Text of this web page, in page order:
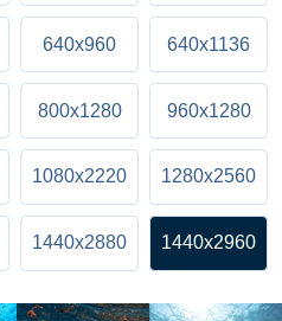
640x960 640x1136
800x1280 960x1280
1080x2220 1280x2560
1440x2880 1440x2960